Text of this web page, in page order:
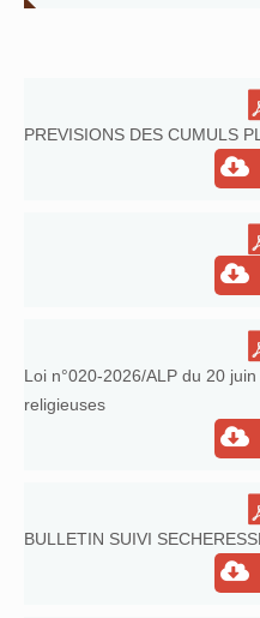
PREVISIONS DES CUMULS
Loi n°020-2026/ALP du 20
religieuses
BULLETIN SUIVI